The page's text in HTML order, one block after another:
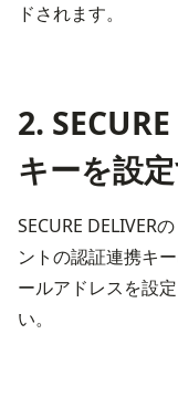
ドされます。
2.
キーを設
SECURE DELIVERの
ントの認証連携キ
ールアドレスを設定
い。